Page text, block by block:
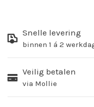
Snelle levering
binnen 1 á 2
Veilig betalen
via Mollie